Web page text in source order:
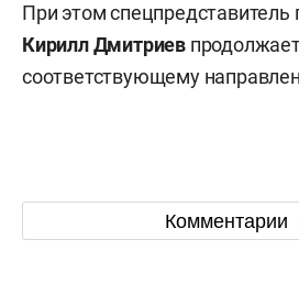
При этом спецпредставитель
Кирилл Дмитриев
соответствующему
Комментарии